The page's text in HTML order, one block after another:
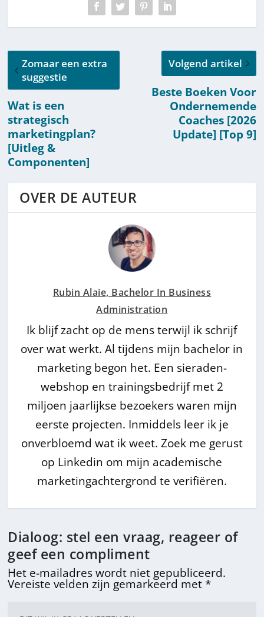
Zomaar een extra
suggestie
Wat is een
strategisch
marketingplan?
[Uitleg &
Componenten]
Volgend artikel
Beste Boeken Voor
Ondernemende
Coaches [2026
Update] [Top 9]
OVER DE AUTEUR
Rubin Alaie, Bachelor In Business
Administration
Ik blijf zacht op de mens terwijl ik schrijf
over wat werkt. Al tijdens mijn bachelor in
marketing begon het. Een sieraden-
webshop en trainingsbedrijf met 2
miljoen jaarlijkse bezoekers waren mijn
eerste projecten. Inmiddels leer ik je
onverbloemd wat ik weet. Zoek me gerust
op Linkedin om mijn academische
marketingachtergrond te verifiëren.
Dialoog: stel een vraag, reageer of
geef een compliment
Het e-mailadres wordt niet gepubliceerd.
Vereiste velden zijn gemarkeerd met *